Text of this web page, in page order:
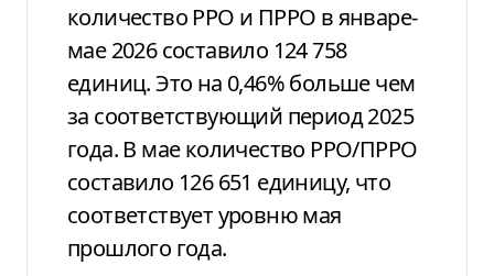
количество РРО и ПРРО в январе-
мае 2026 составило 124 758
единиц. Это на 0,46% больше чем
за соответствующий период 2025
года. В мае количество РРО/ПРРО
составило 126 651 единицу, что
соответствует уровню мая
прошлого года.